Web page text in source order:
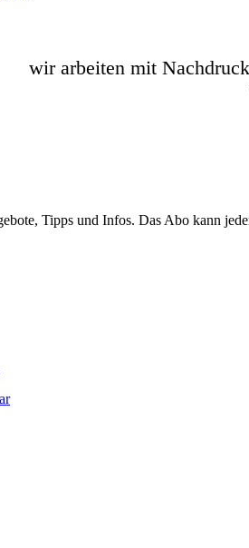
wir arbeiten mit
Tipps und Infos. Das Abo kann